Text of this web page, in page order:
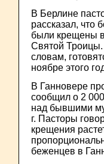
В Берлине
рассказал, что
были крещены
Святой
словам,
ноябре этого
В Ганновере
сообщил о 2
над бывшими
г. Пасторы
крещения
беженцев в